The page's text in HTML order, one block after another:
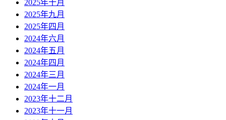
2025年十月
2025年九月
2025年四月
2024年六月
2024年五月
2024年四月
2024年三月
2024年一月
2023年十二月
2023年十一月